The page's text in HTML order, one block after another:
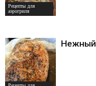
Рецепты для
аэрогриля
Нежный